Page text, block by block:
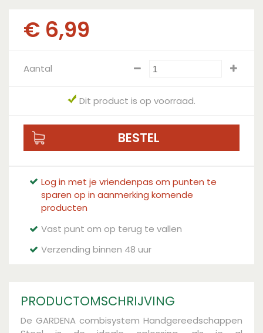
€ 6,99
Aantal
Dit product is op voorraad.
Log in met je vriendenpas om punten te
sparen op in aanmerking komende
producten
Vast punt om op terug te vallen
Verzending binnen 48 uur
PRODUCTOMSCHRIJVING
De GARDENA combisystem Handgereedschappen